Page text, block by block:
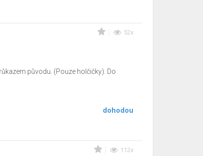
52x
původu. (Pouze holčičky). Do
dohodou
112x